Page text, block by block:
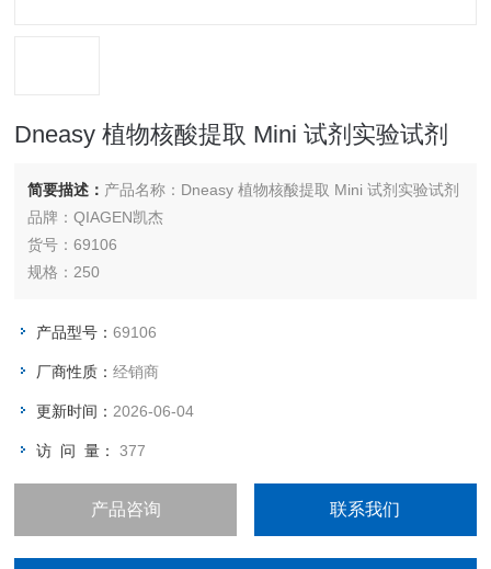
Dneasy 植物核酸提取 Mini 试剂实验试剂
简要描述： 产品名称：Dneasy 植物核酸提取 Mini 试剂实验试剂
品牌：QIAGEN凯杰
货号：69106
规格：250
产品型号：69106
厂商性质：经销商
更新时间： 2026-06-04
访 问 量：377
产品咨询 联系我们